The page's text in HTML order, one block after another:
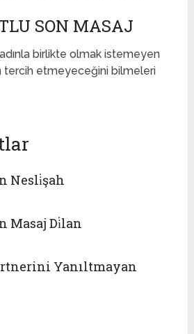
SON MASAJ
birlikte olmak istemeyen
tercih etmeyeceğini bilmeleri
Nesli̇şah
Masaj Di̇lan
Yanıltmayan